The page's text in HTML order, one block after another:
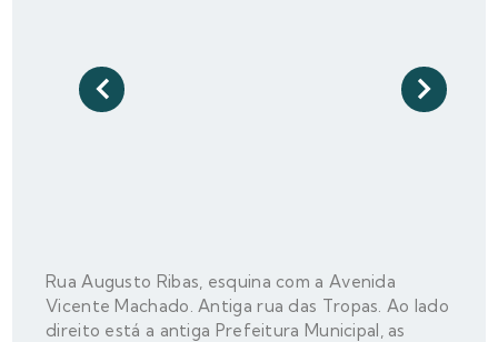
Rua Augusto Ribas, esquina com a Avenida
Vicente Machado. Antiga rua das Tropas. Ao lado
direito está a antiga Prefeitura Municipal, as